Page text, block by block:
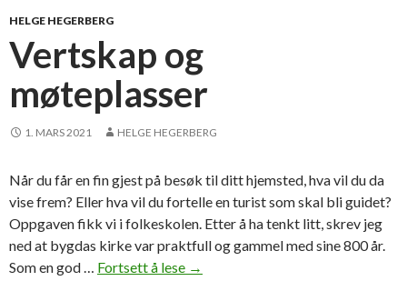
HELGE HEGERBERG
Vertskap og
møteplasser
1. MARS 2021 HELGE HEGERBERG
Når du får en fin gjest på besøk til ditt hjemsted, hva vil du da
vise frem? Eller hva vil du fortelle en turist som skal bli guidet?
Oppgaven fikk vi i folkeskolen. Etter å ha tenkt litt, skrev jeg
ned at bygdas kirke var praktfull og gammel med sine 800 år.
Som en god … Fortsett å lese V
→